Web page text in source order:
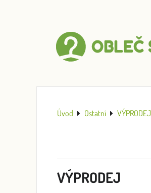
Úvod Ostatní VÝPRODEJ
VÝPRODEJ